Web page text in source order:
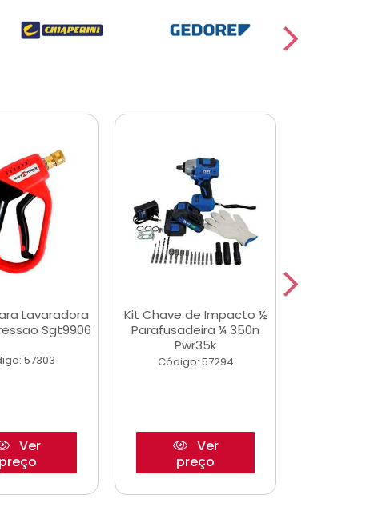
Lavaradora
Sgt9906
57303
Ver
preço
Kit Chave de Impacto ½
Parafusadeira ¼ 350n
Pwr35k
Código: 57294
Ver
preço